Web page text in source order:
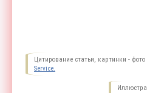
Цитирование статьи, картинки -
Service.